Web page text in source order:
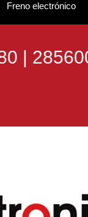
Freno electrónico
|